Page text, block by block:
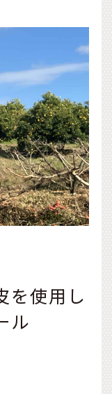
を使用し
ル